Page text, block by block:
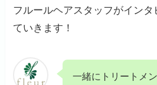
フルールヘアスタッフがインタ
ていきます！
一緒にトリートメ